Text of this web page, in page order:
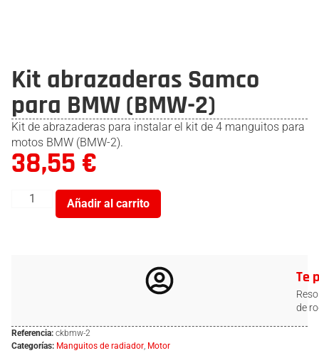
Kit abrazaderas Samco
para BMW (BMW-2)
Kit de abrazaderas para instalar el kit de 4 manguitos para
motos BMW (BMW-2).
38,55 €
Añadir al carrito
Te
de
Referencia: ckbmw-2
Categorías: Manguitos de radiador, Motor